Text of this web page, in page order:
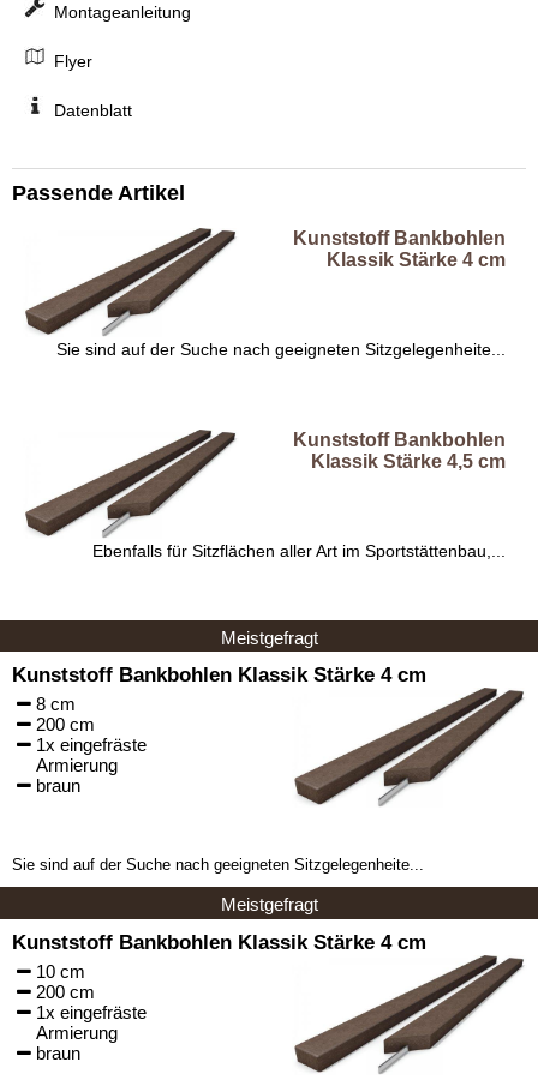
Montageanleitung
Flyer
Datenblatt
Passende Artikel
Kunststoff Bankbohlen
Klassik Stärke 4 cm
Sie sind auf der Suche nach geeigneten Sitzgelegenheite...
Kunststoff Bankbohlen
Klassik Stärke 4,5 cm
Ebenfalls für Sitzflächen aller Art im Sportstättenbau,...
Meistgefragt
Kunststoff Bankbohlen Klassik Stärke 4 cm
8 cm
200 cm
1x eingefräste
Armierung
braun
Sie sind auf der Suche nach geeigneten Sitzgelegenheite...
Meistgefragt
Kunststoff Bankbohlen Klassik Stärke 4 cm
10 cm
200 cm
1x eingefräste
Armierung
braun